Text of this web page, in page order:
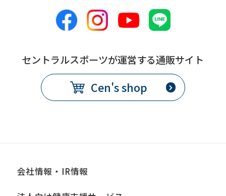
セントラルスポーツが運営する通販サイト
Cen's shop
会社情報・IR情報